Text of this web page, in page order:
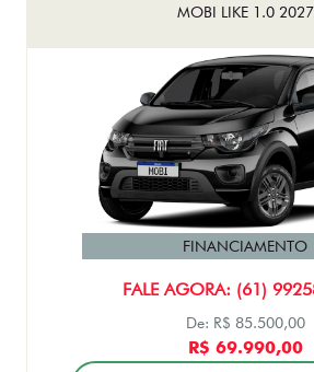
MOBI LIKE 1.0 2027
FALE AGORA: (61)
FINANCIAMENTO
De: R$ 85.500,00
R$ 69.990,00